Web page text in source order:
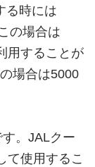
る時には
の場合は
用することが
場合は5000
。JALクー
て使用するこ